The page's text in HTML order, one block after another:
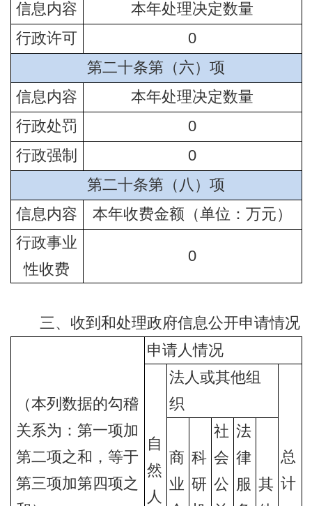
信息内容
本年处理决定数量
行政许可
0
第二十条第（六）项
信息内容
本年处理决定数量
行政处罚
0
行政强制
0
第二十条第（八）项
信息内容
本年收费金额（单位：万元）
行政事业
性收费
0
三、收到和处理政府信息公开申请情况
（本列数据的勾稽
关系为：第一项加
第二项之和，等于
第三项加第四项之
申请人情况
自
然
人
法人或其他组
织
总
计
商
业
科
研
社
会
公
法
律
服 其